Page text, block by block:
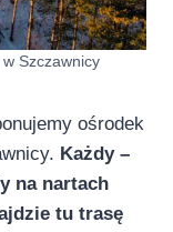
Szczawnicy
ośrodek
Każdy –
na nartach
tu trasę